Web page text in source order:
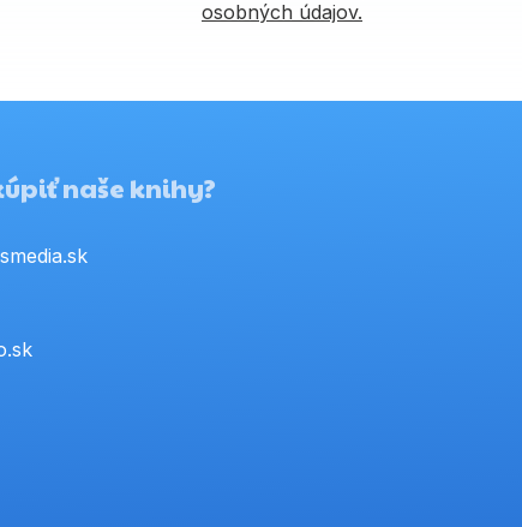
osobných údajov.
naše knihy?